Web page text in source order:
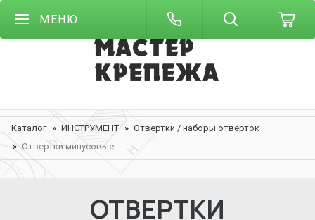
МЕНЮ
Каталог ИНСТРУМЕНТ
Отвертки / наборы отверток
Отвертки минусовые
ОТВЕРТКИ